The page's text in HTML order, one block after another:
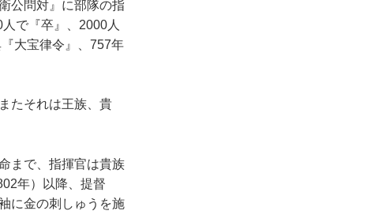
公問対』に部隊の指
で『卒』、2000人
大宝律令』、757年
たそれは王族、貴
まで、指揮官は貴族
年）以降、提督
に金の刺しゅうを施